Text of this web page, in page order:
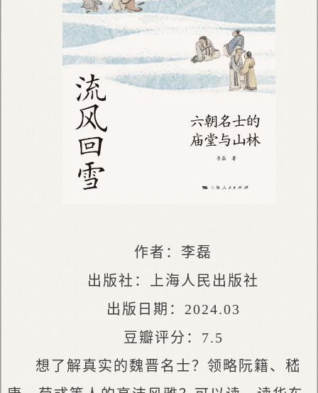
作者：李磊
出版社：上海人民出版社
出版日期：2024.03
豆瓣评分：7.5
想了解真实的魏晋名士？领略阮籍、嵇